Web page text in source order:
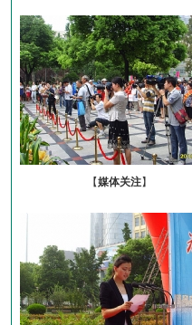
【媒体关注】